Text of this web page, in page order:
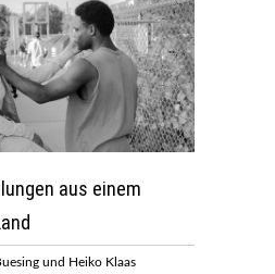
aus einem
und Heiko Klaas